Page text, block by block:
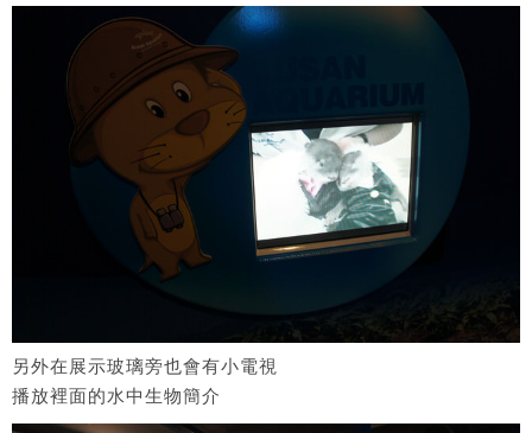
另外在展示玻璃旁也會有小電視
播放裡面的水中生物簡介